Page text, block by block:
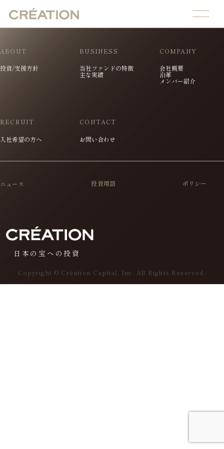
ABOUT
投資/支援方針
BUSINESS
当社ファンドの特徴
主な実績
COMPANY
会社概要
沿革
メンバー紹介
RECRUIT
入社希望の方へ
CONTACT
お問い合わせ
ニュース 投資用語 ポリシー
日本の宝への投資
Copyright © Création Capital, Inc. All Rights Reserved.